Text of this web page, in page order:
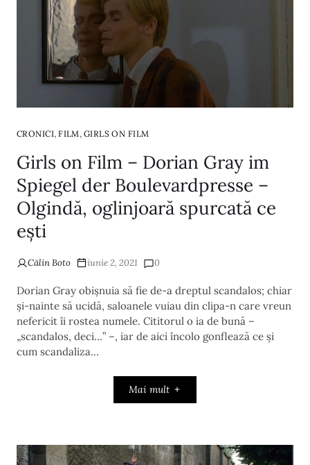
CRONICI,FILM, GIRLS ON FILM
Girls on Film – Dorian Gray im
Spiegel der Boulevardpresse –
Olgindă, oglinjoară spurcată ce
ești
Călin Boto iunie 2, 2021 0
Dorian Gray obișnuia să fie de-a dreptul scandalos; chiar
și-nainte să ucidă, saloanele vuiau din clipa-n care vreun
nefericit îi rostea numele. Cititorul o ia de bună –
„scandalos, deci…” –, iar de aici încolo gonflează ce și
cum scandaliza…
Mai mult